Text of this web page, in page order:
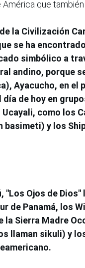
que también
la Civilización
se ha
simbólico a
andino, porque
Ayacucho, en el
día de hoy en
como los
basimeti) y los
"Los Ojos de
de Panamá, los
la Sierra Madre
llaman sikuli) y